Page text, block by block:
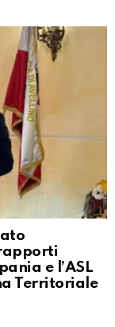
e l’ASL
Territoriale